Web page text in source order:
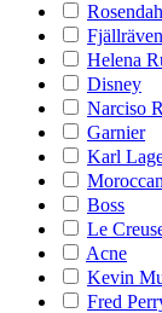
Fjällräven
Helena
Disney
Narciso
Garnier
Karl
Boss
Le
Acne
Kevin
Fred